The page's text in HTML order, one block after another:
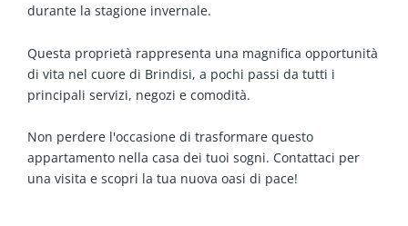
durante la stagione invernale.
Questa proprietà rappresenta una magnifica opportunità
di vita nel cuore di Brindisi, a pochi passi da tutti i
principali servizi, negozi e comodità.
Non perdere l'occasione di trasformare questo
appartamento nella casa dei tuoi sogni. Contattaci per
una visita e scopri la tua nuova oasi di pace!